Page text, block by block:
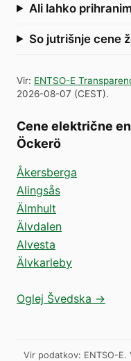
Ali lahko
So jutrišnje cene
Vir: ENTSO-E
2026-08-07 (CEST).
Cene električne
Öckerö
Åkersberga
Alingsås
Älmhult
Älvdalen
Alvesta
Älvkarleby
Oglej Švedska →
Vir podatkov: ENTSO-E.